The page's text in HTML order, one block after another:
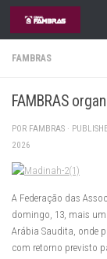
Skip to content
FAMBRAS
FAMBRAS
POR FAMBRAS ·
2026
A Federação das
domingo, 13, mais
Arábia Saudita, onde
com retorno previsto